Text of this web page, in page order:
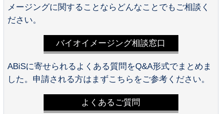
メージングに関することならどんなことでもご相談く
ださい。
バイオイメージング相談窓口
ABiSに寄せられるよくある質問をQ&A形式でまとめま
した。申請される方はまずこちらをご参考ください。
よくあるご質問